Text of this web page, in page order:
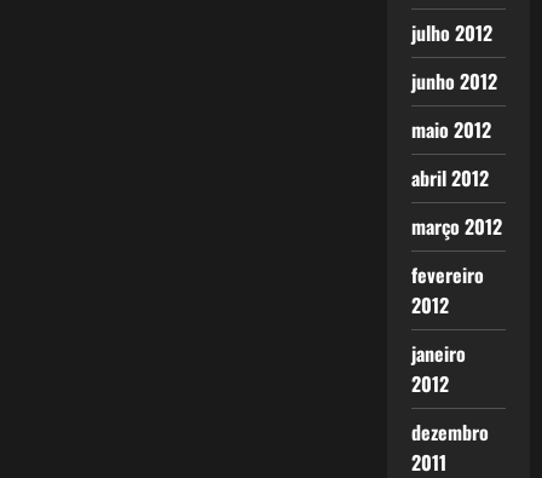
julho 2012
junho 2012
maio 2012
abril 2012
março 2012
fevereiro
2012
janeiro
2012
dezembro
2011